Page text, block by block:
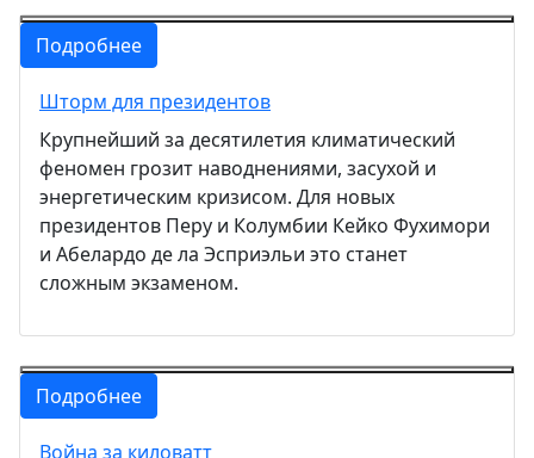
Подробнее
Шторм для президентов
Крупнейший за десятилетия климатический
феномен грозит наводнениями, засухой и
энергетическим кризисом. Для новых
президентов Перу и Колумбии Кейко Фухимори
и Абелардо де ла Эсприэльи это станет
сложным экзаменом.
Подробнее
Война за киловатт